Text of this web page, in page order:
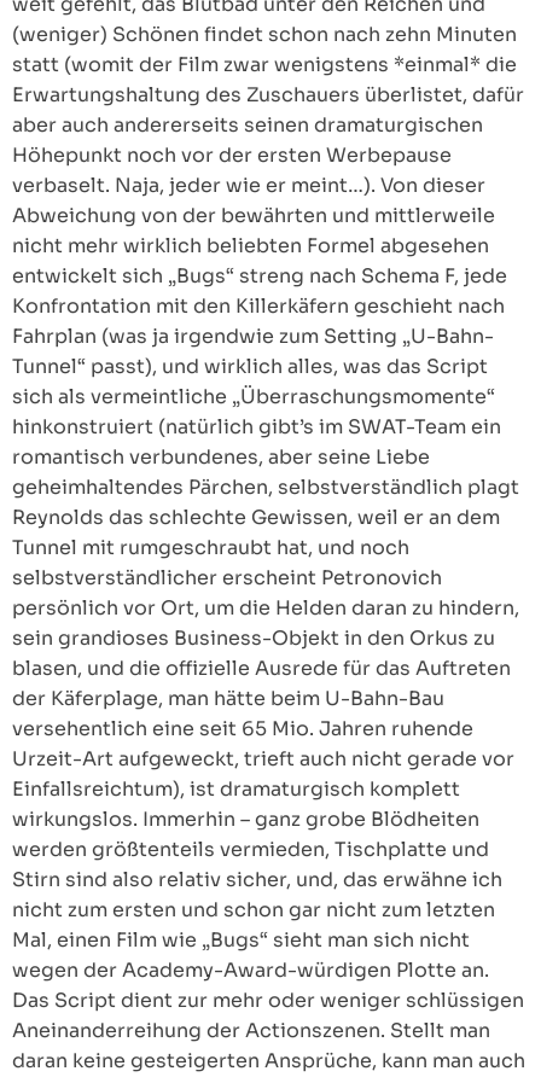
(weniger) Schönen findet schon nach zehn Minuten
statt (womit der Film zwar wenigstens *einmal* die
Erwartungshaltung des Zuschauers überlistet, dafür
aber auch andererseits seinen dramaturgischen
Höhepunkt noch vor der ersten Werbepause
verbaselt. Naja, jeder wie er meint…). Von dieser
Abweichung von der bewährten und mittlerweile
nicht mehr wirklich beliebten Formel abgesehen
entwickelt sich „Bugs“ streng nach Schema F, jede
Konfrontation mit den Killerkäfern geschieht nach
Fahrplan (was ja irgendwie zum Setting „U-Bahn-
Tunnel“ passt), und wirklich alles, was das Script
sich als vermeintliche „Überraschungsmomente“
hinkonstruiert (natürlich gibt’s im SWAT-Team ein
romantisch verbundenes, aber seine Liebe
geheimhaltendes Pärchen, selbstverständlich plagt
Reynolds das schlechte Gewissen, weil er an dem
Tunnel mit rumgeschraubt hat, und noch
selbstverständlicher erscheint Petronovich
persönlich vor Ort, um die Helden daran zu hindern,
sein grandioses Business-Objekt in den Orkus zu
blasen, und die offizielle Ausrede für das Auftreten
der Käferplage, man hätte beim U-Bahn-Bau
versehentlich eine seit 65 Mio. Jahren ruhende
Urzeit-Art aufgeweckt, trieft auch nicht gerade vor
Einfallsreichtum), ist dramaturgisch komplett
wirkungslos. Immerhin – ganz grobe Blödheiten
werden größtenteils vermieden, Tischplatte und
Stirn sind also relativ sicher, und, das erwähne ich
nicht zum ersten und schon gar nicht zum letzten
Mal, einen Film wie „Bugs“ sieht man sich nicht
wegen der Academy-Award-würdigen Plotte an.
Das Script dient zur mehr oder weniger schlüssigen
Aneinanderreihung der Actionszenen. Stellt man
daran keine gesteigerten Ansprüche, kann man auch